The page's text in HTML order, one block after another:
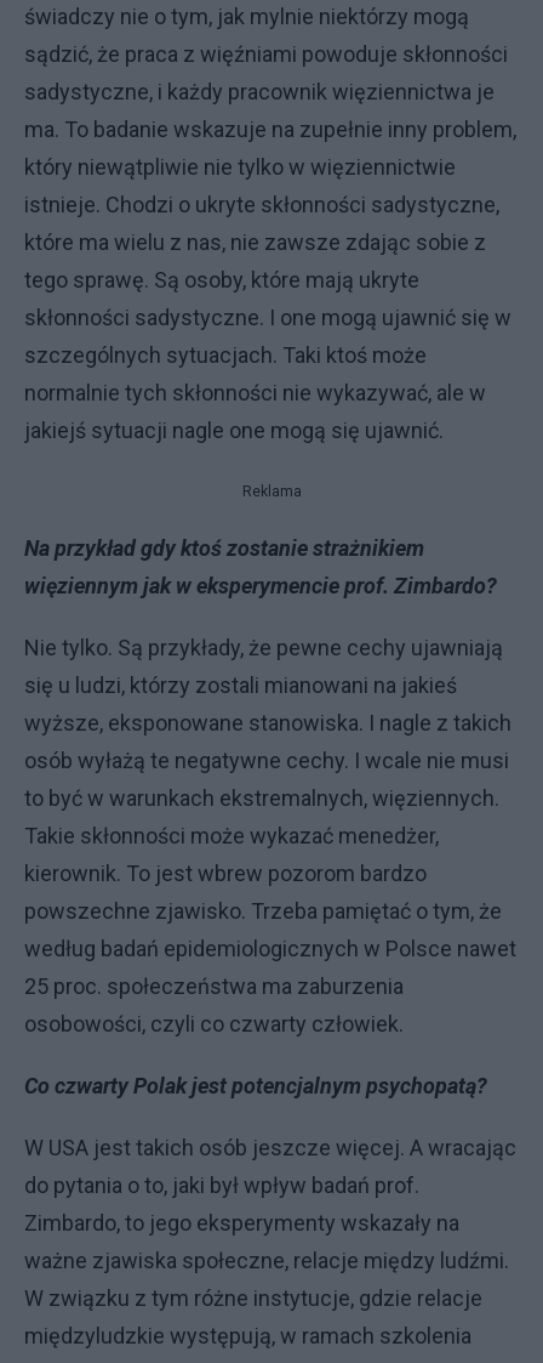
świadczy nie o tym, jak mylnie niektórzy mogą
sądzić, że praca z więźniami powoduje skłonności
sadystyczne, i każdy pracownik więziennictwa je
ma. To badanie wskazuje na zupełnie inny problem,
który niewątpliwie nie tylko w więziennictwie
istnieje. Chodzi o ukryte skłonności sadystyczne,
które ma wielu z nas, nie zawsze zdając sobie z
tego sprawę. Są osoby, które mają ukryte
skłonności sadystyczne. I one mogą ujawnić się w
szczególnych sytuacjach. Taki ktoś może
normalnie tych skłonności nie wykazywać, ale w
jakiejś sytuacji nagle one mogą się ujawnić.
Reklama
Na przykład gdy ktoś zostanie strażnikiem
więziennym jak w eksperymencie prof. Zimbardo?
Nie tylko. Są przykłady, że pewne cechy ujawniają
się u ludzi, którzy zostali mianowani na jakieś
wyższe, eksponowane stanowiska. I nagle z takich
osób wyłażą te negatywne cechy. I wcale nie musi
to być w warunkach ekstremalnych, więziennych.
Takie skłonności może wykazać menedżer,
kierownik. To jest wbrew pozorom bardzo
powszechne zjawisko. Trzeba pamiętać o tym, że
według badań epidemiologicznych w Polsce nawet
25 proc. społeczeństwa ma zaburzenia
osobowości, czyli co czwarty człowiek.
Co czwarty Polak jest potencjalnym psychopatą?
W USA jest takich osób jeszcze więcej. A wracając
do pytania o to, jaki był wpływ badań prof.
Zimbardo, to jego eksperymenty wskazały na
ważne zjawiska społeczne, relacje między ludźmi.
W związku z tym różne instytucje, gdzie relacje
międzyludzkie występują, w ramach szkolenia